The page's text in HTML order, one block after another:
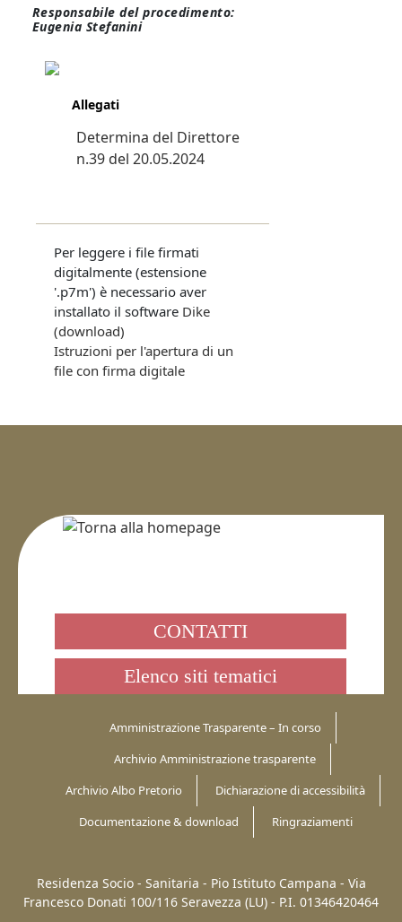
Responsabile del procedimento:
Eugenia Stefanini
Allegati
Determina del Direttore
n.39 del 20.05.2024
Per leggere i file firmati
digitalmente (estensione
'.p7m') è necessario aver
installato il software Dike
(download)
Istruzioni per l'apertura di un
file con firma digitale
CONTATTI
Elenco siti tematici
Amministrazione Trasparente – In corso
Archivio Amministrazione trasparente
Archivio Albo Pretorio
Dichiarazione di accessibilità
Documentazione & download
Ringraziamenti
Residenza Socio - Sanitaria - Pio Istituto Campana - Via
Francesco Donati 100/116 Seravezza (LU) - P.I. 01346420464